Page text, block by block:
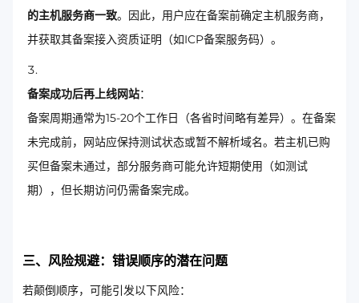
的主机服务商一致。因此，用户应在备案前确定主机服务商，
并获取其备案接入资质证明（如ICP备案服务码）。
备案成功后再上线网站：
备案周期通常为15-20个工作日（各省时间略有差异）。在备案
未完成前，网站应保持测试状态或暂不解析域名。若主机已购
买但备案未通过，部分服务商可能允许短期使用（如测试
期），但长期访问仍需备案完成。
三、风险规避：错误顺序的潜在问题
若颠倒顺序，可能引发以下风险：